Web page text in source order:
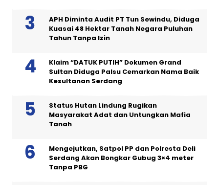
APH Diminta Audit PT Tun Sewindu, Diduga
Kuasai 48 Hektar Tanah Negara Puluhan
Tahun Tanpa Izin
Klaim “DATUK PUTIH” Dokumen Grand
Sultan Diduga Palsu Cemarkan Nama Baik
Kesultanan Serdang
Status Hutan Lindung Rugikan
Masyarakat Adat dan Untungkan Mafia
Tanah
Mengejutkan, Satpol PP dan Polresta Deli
Serdang Akan Bongkar Gubug 3×4 meter
Tanpa PBG